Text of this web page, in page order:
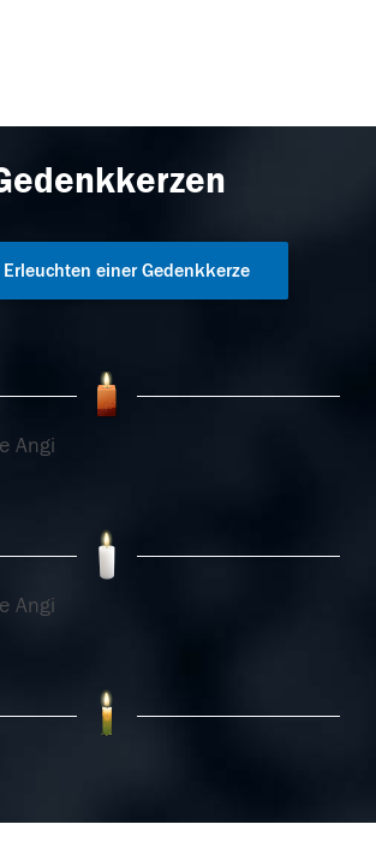
Erleuchten einer Gedenkkerze
Angi
Angi